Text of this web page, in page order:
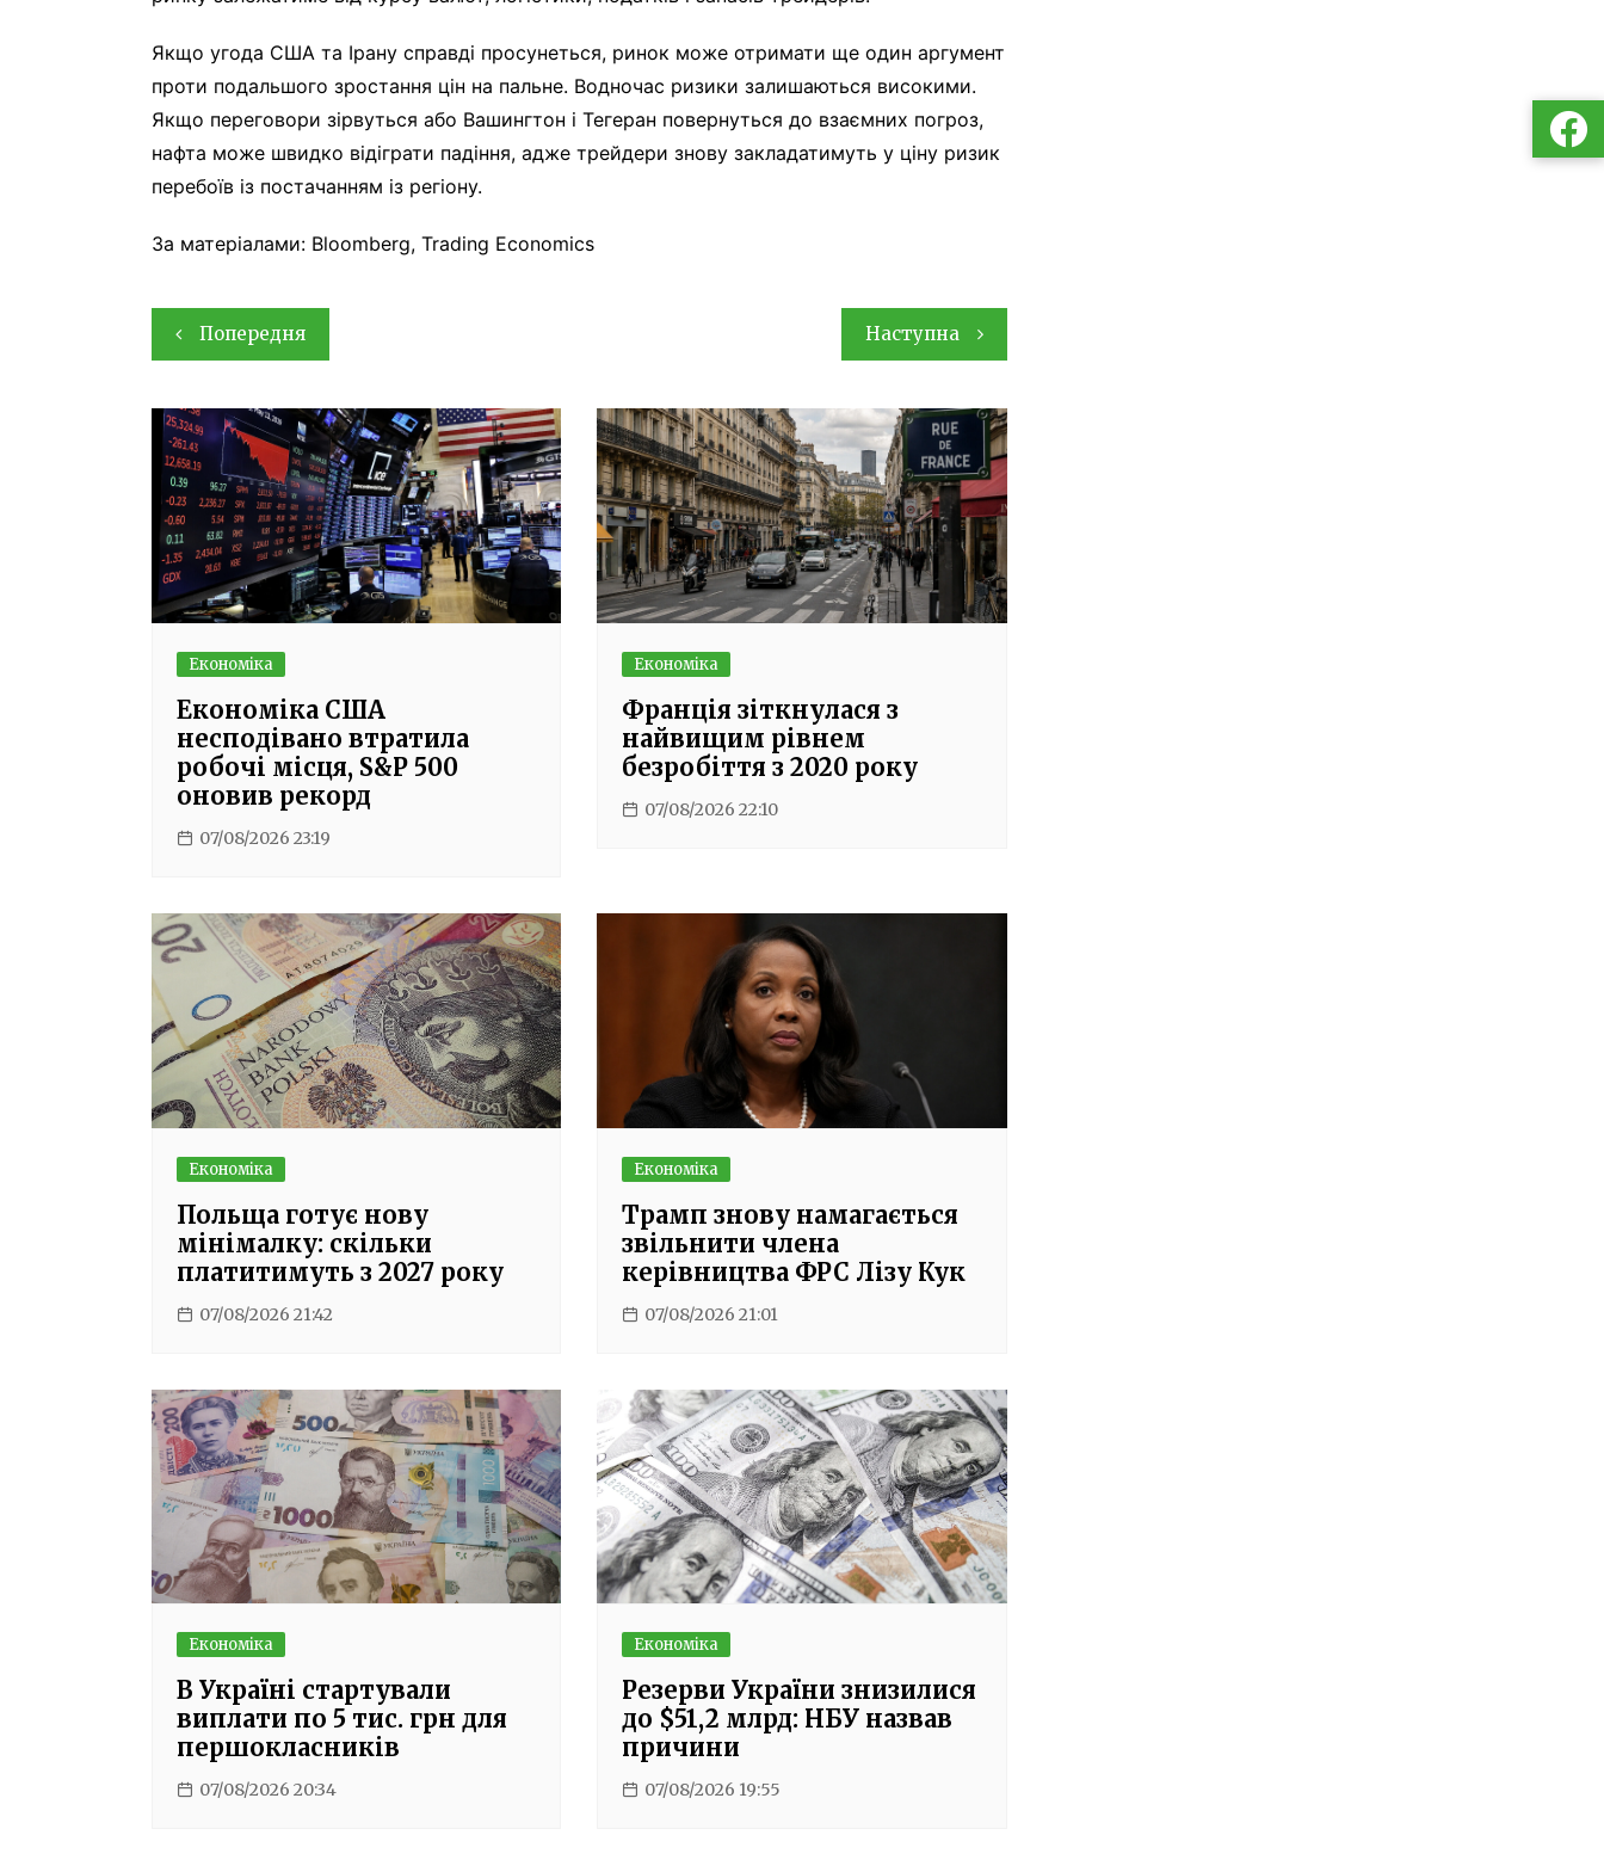
Якщо угода США та Ірану справді просунеться, ринок може отримати ще один аргумент
проти подальшого зростання цін на пальне. Водночас ризики залишаються високими.
Якщо переговори зірвуться або Вашингтон і Тегеран повернуться до взаємних погроз,
нафта може швидко відіграти падіння, адже трейдери знову закладатимуть у ціну ризик
перебоїв із постачанням із регіону.
За матеріалами: Bloomberg, Trading Economics
Навігація
записів
Попередня Наступна
Економіка
Економіка США
несподівано втратила
робочі місця, S&P 500
оновив рекорд
07/08/2026 23:19
Економіка
Франція зіткнулася з
найвищим рівнем
безробіття з 2020 року
07/08/2026 22:10
Економіка
Польща готує нову
мінімалку: скільки
платитимуть з 2027 року
07/08/2026 21:42
Економіка
Трамп знову намагається
звільнити члена
керівництва ФРС Лізу Кук
07/08/2026 21:01
Економіка
В Україні стартували
виплати по 5 тис. грн для
першокласників
07/08/2026 20:34
Економіка
Резерви України знизилися
до $51,2 млрд: НБУ назвав
причини
07/08/2026 19:55